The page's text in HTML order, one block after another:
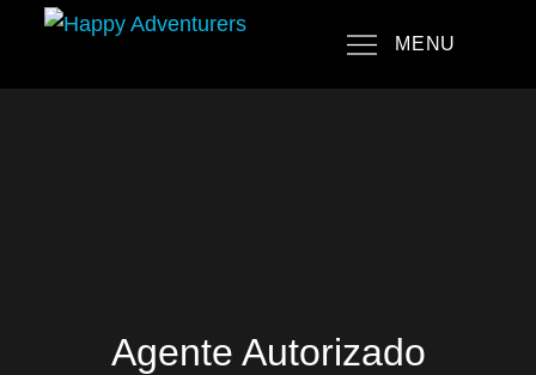
content
MENU
Agente Autorizado